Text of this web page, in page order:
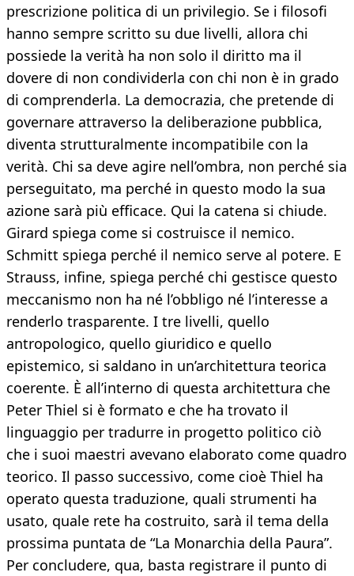
prescrizione politica di un privilegio. Se i filosofi
hanno sempre scritto su due livelli, allora chi
possiede la verità ha non solo il diritto ma il
dovere di non condividerla con chi non è in grado
di comprenderla. La democrazia, che pretende di
governare attraverso la deliberazione pubblica,
diventa strutturalmente incompatibile con la
verità. Chi sa deve agire nell’ombra, non perché sia
perseguitato, ma perché in questo modo la sua
azione sarà più efficace. Qui la catena si chiude.
Girard spiega come si costruisce il nemico.
Schmitt spiega perché il nemico serve al potere. E
Strauss, infine, spiega perché chi gestisce questo
meccanismo non ha né l’obbligo né l’interesse a
renderlo trasparente. I tre livelli, quello
antropologico, quello giuridico e quello
epistemico, si saldano in un’architettura teorica
coerente. È all’interno di questa architettura che
Peter Thiel si è formato e che ha trovato il
linguaggio per tradurre in progetto politico ciò
che i suoi maestri avevano elaborato come quadro
teorico. Il passo successivo, come cioè Thiel ha
operato questa traduzione, quali strumenti ha
usato, quale rete ha costruito, sarà il tema della
prossima puntata de “La Monarchia della Paura”.
Per concludere, qua, basta registrare il punto di